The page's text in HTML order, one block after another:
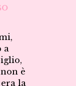
a
è
la